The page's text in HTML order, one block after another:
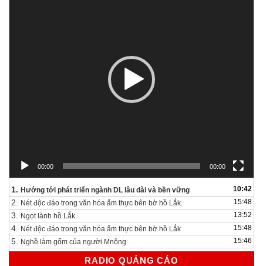
00:00 00:00
1. Hướng tới phát triển ngành DL lâu dài và bền vững 10:42
2. Nét độc đáo trong văn hóa ẩm thực bên bờ hồ Lắk. 15:48
3. Ngọt lành hồ Lắk 13:52
4. Nét độc đáo trong văn hóa ẩm thực bên bờ hồ Lắk 15:48
5. Nghề làm gốm của người Mnông 15:46
RADIO QUẢNG CÁO